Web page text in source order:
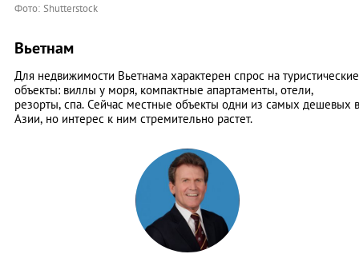
Фото: Shutterstock
Вьетнам
Для недвижимости Вьетнама характерен спрос на туристические
объекты: виллы у моря, компактные апартаменты, отели,
резорты, спа. Сейчас местные объекты одни из самых дешевых в
Азии, но интерес к ним стремительно растет.